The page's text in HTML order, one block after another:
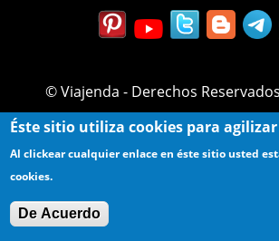
© Viajenda - Derechos
Éste sitio utiliza cookies para
Al clickear cualquier enlace en éste sitio usted
cookies.
De Acuerdo